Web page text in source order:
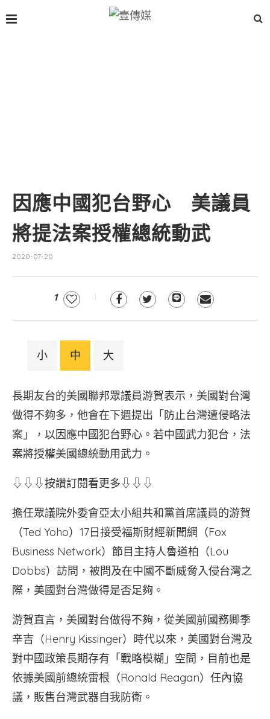
因應中國犯台野心 美議員
將提法案授權總統動武
2020-07-20
1
小 中 大
長期友台的美國聯邦眾議員游賀表示，美國對台灣
做得不夠多，他會在下週提出「防止台灣遭侵略法
案」，以因應中國犯台野心。若中國武力犯台，法
案將授權美國總統動用武力。
⇩⇩⇩按讚訂閱看更多⇩⇩⇩
擔任眾議院外委會亞太小組共和黨首席議員的游賀
（Ted Yoho）17日接受福斯財經新聞網（Fox
Business Network）節目主持人魯道柏（Lou
Dobbs）訪問，被問及在中國不斷威脅入侵台灣之
際，美國對台灣做得是否足夠。
游賀直言，美國對台做得不夠，從美國前國務卿季
辛吉（Henry Kissinger）時代以來，美國對台灣及
對中國政策長期存有「戰略模糊」空間，目前也是
依據美國前總統雷根（Ronald Reagan）任內協
議，販售台灣武器自我防衛。